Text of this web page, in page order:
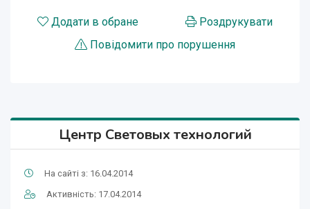
Додати в обране
Роздрукувати
Повідомити про порушення
Центр Световых технологий
На сайті з: 16.04.2014
Активність: 17.04.2014